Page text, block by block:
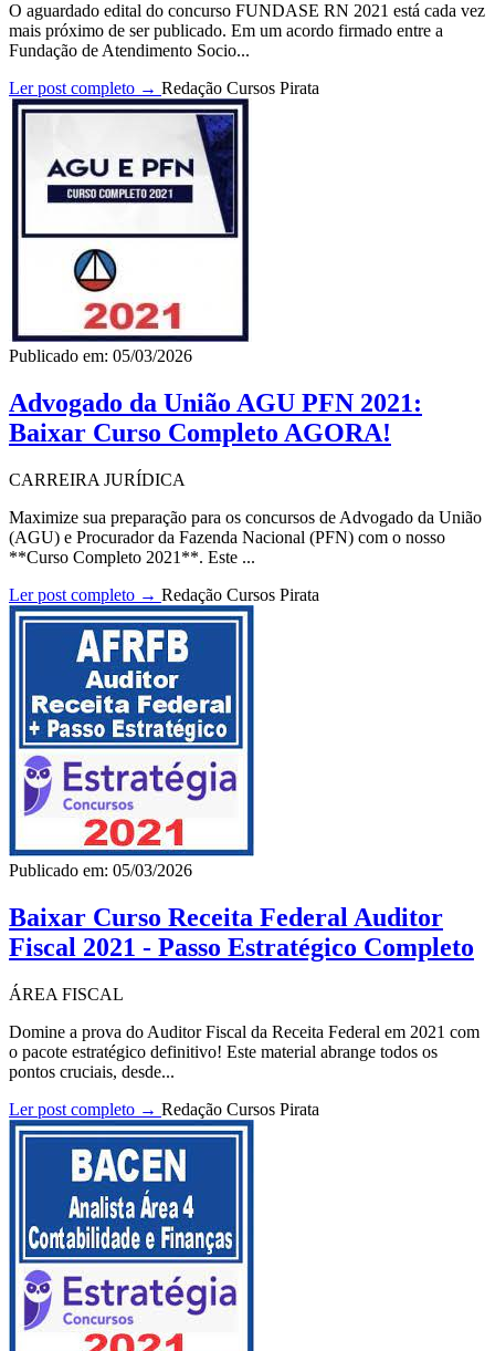
O aguardado edital do concurso FUNDASE RN 2021 está cada vez
mais próximo de ser publicado. Em um acordo firmado entre a
Fundação de Atendimento Socio...
Ler post completo → Redação Cursos Pirata
Publicado em: 05/03/2026
Advogado da União AGU PFN 2021:
Baixar Curso Completo AGORA!
CARREIRA JURÍDICA
Maximize sua preparação para os concursos de Advogado da União
(AGU) e Procurador da Fazenda Nacional (PFN) com o nosso
**Curso Completo 2021**. Este ...
Ler post completo → Redação Cursos Pirata
Publicado em: 05/03/2026
Baixar Curso Receita Federal Auditor
Fiscal 2021 - Passo Estratégico Completo
ÁREA FISCAL
Domine a prova do Auditor Fiscal da Receita Federal em 2021 com
o pacote estratégico definitivo! Este material abrange todos os
pontos cruciais, desde...
Ler post completo → Redação Cursos Pirata